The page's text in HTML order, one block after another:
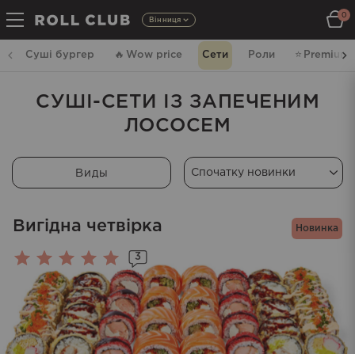
Вінниця
0
Суші бургер 🔥 Wow price Сети Роли ⭐️ Premium
СУШІ-СЕТИ ІЗ ЗАПЕЧЕНИМ
ЛОСОСЕМ
Виды
Новинка
Вигідна четвірка
Оцінено
в
5.00
з 5
3